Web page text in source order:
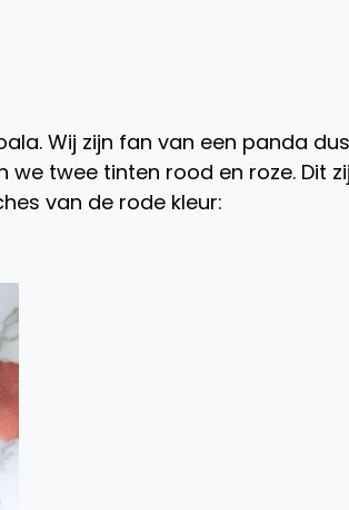
Wij zijn fan van een panda dus
twee tinten rood en roze. Dit
van de rode kleur: